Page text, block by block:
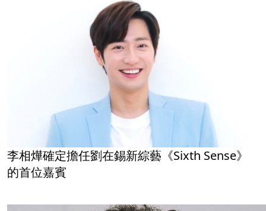
李相燁確定擔任劉在錫新綜藝《Sixth Sense》
的首位嘉賓